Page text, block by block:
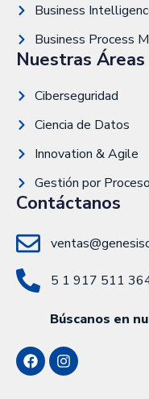
Business
Business Process
Nuestras Áreas
Ciberseguridad
Ciencia de Datos
Innovation & Agile
Gestión por
Contáctanos
5 1 917 511
Búscanos en